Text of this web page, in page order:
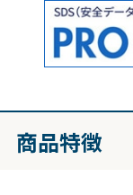
商品特徴